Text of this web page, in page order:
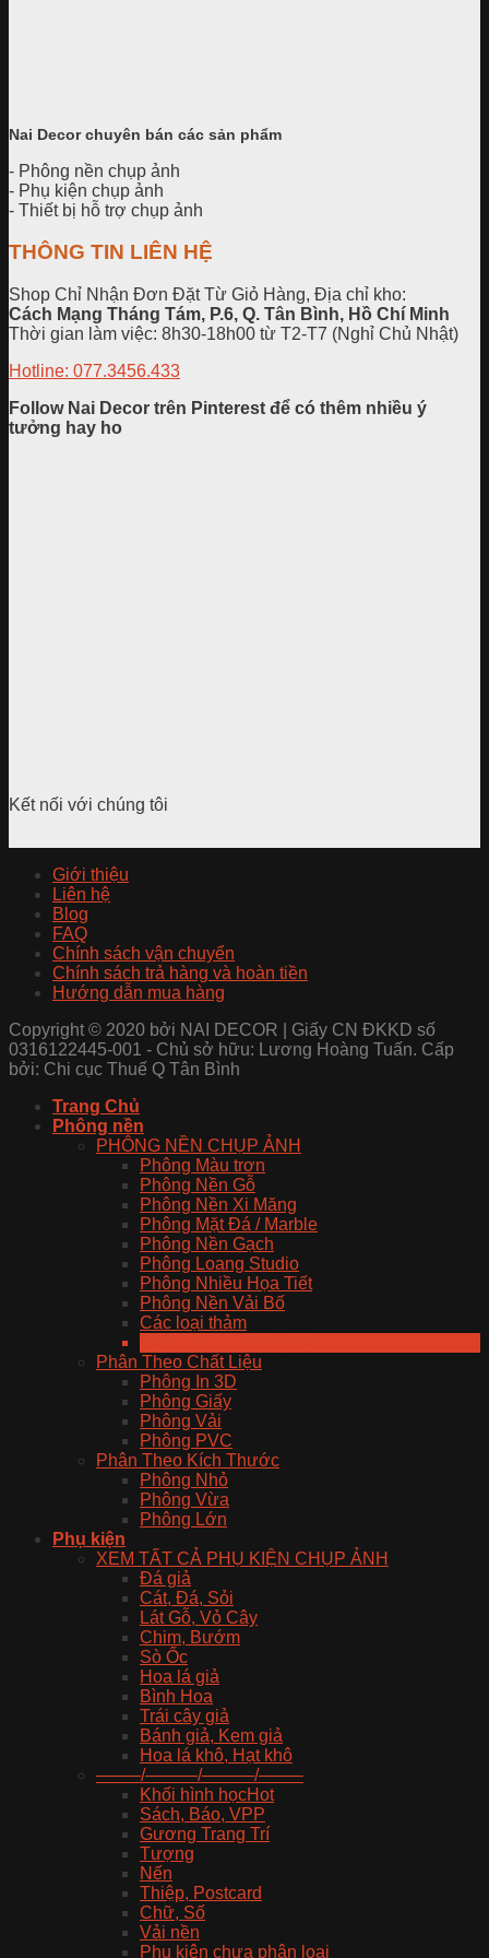
Nai Decor chuyên bán các sản phẩm
- Phông nền chụp ảnh
- Phụ kiện chụp ảnh
- Thiết bị hỗ trợ chụp ảnh
THÔNG TIN LIÊN HỆ
Shop Chỉ Nhận Đơn Đặt Từ Giỏ Hàng, Địa chỉ kho:
Cách Mạng Tháng Tám, P.6, Q. Tân Bình, Hồ Chí Minh
Thời gian làm việc: 8h30-18h00 từ T2-T7 (Nghỉ Chủ Nhật)
Hotline: 077.3456.433
Follow Nai Decor trên Pinterest để có thêm nhiều ý
tưởng hay ho
Kết nối với chúng tôi
Giới thiệu
Liên hệ
Blog
FAQ
Chính sách vận chuyển
Chính sách trả hàng và hoàn tiền
Hướng dẫn mua hàng
Copyright © 2020 bởi NAI DECOR | Giấy CN ĐKKD số
0316122445-001 - Chủ sở hữu: Lương Hoàng Tuấn. Cấp
bởi: Chi cục Thuế Q Tân Bình
Trang Chủ
Phông nền
PHÔNG NỀN CHỤP ẢNH
Phông Màu trơn
Phông Nền Gỗ
Phông Nền Xi Măng
Phông Mặt Đá / Marble
Phông Nền Gạch
Phông Loang Studio
Phông Nhiều Họa Tiết
Phông Nền Vải Bố
Các loại thảm
Phân Theo Chất Liệu
Phông In 3D
Phông Giấy
Phông Vải
Phông PVC
Phân Theo Kích Thước
Phông Nhỏ
Phông Vừa
Phông Lớn
Phụ kiện
XEM TẤT CẢ PHỤ KIỆN CHỤP ẢNH
Đá giả
Cát, Đá, Sỏi
Lát Gỗ, Vỏ Cây
Chim, Bướm
Sò Ốc
Hoa lá giả
Bình Hoa
Trái cây giả
Bánh giả, Kem giả
Hoa lá khô, Hạt khô
——–/———/———/——–
Khối hình học
Sách, Báo, VPP
Gương Trang Trí
Tượng
Nến
Thiệp, Postcard
Chữ, Số
Vải nền
Phụ kiện chưa phân loại